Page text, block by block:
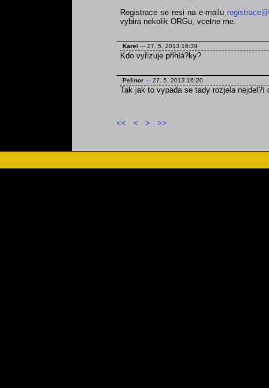
Registrace se resi na e-mailu
vybira nekolik ORGu, vcetne me.
Karel --- 27. 5. 2013 16:39
Kdo vyřizuje přihlá?ky?
Pelinor --- 27. 5. 2013 16:20
Tak jak to vypada se tady rozjela nejdel?í
<< < > >>